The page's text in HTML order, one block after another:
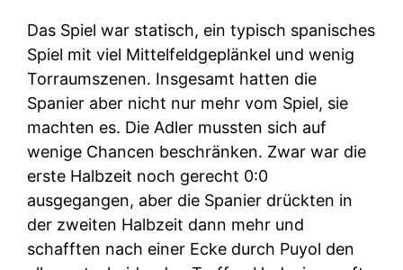
Das Spiel war statisch, ein typisch spanisches
Spiel mit viel Mittelfeldgeplänkel und wenig
Torraumszenen. Insgesamt hatten die
Spanier aber nicht nur mehr vom Spiel, sie
machten es. Die Adler mussten sich auf
wenige Chancen beschränken. Zwar war die
erste Halbzeit noch gerecht 0:0
ausgegangen, aber die Spanier drückten in
der zweiten Halbzeit dann mehr und
schafften nach einer Ecke durch Puyol den